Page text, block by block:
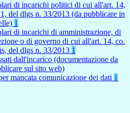
di incarichi politici di cui all'art. 14,
del dlgs n. 33/2013 (da pubblicare in
1
di incarichi di amministrazione, di
o di governo di cui all'art. 14, co.
del dlgs n. 33/2013 1
dall'incarico (documentazione da
sul sito web)
mancata comunicazione dei dati 1